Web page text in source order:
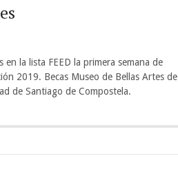
la lista FEED la primera semana de
2019. Becas Museo de Bellas Artes de
de Santiago de Compostela.